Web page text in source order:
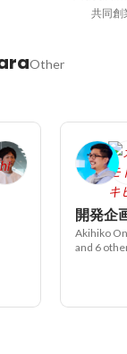
共同創
Other
開発企
Akihiko
and 6